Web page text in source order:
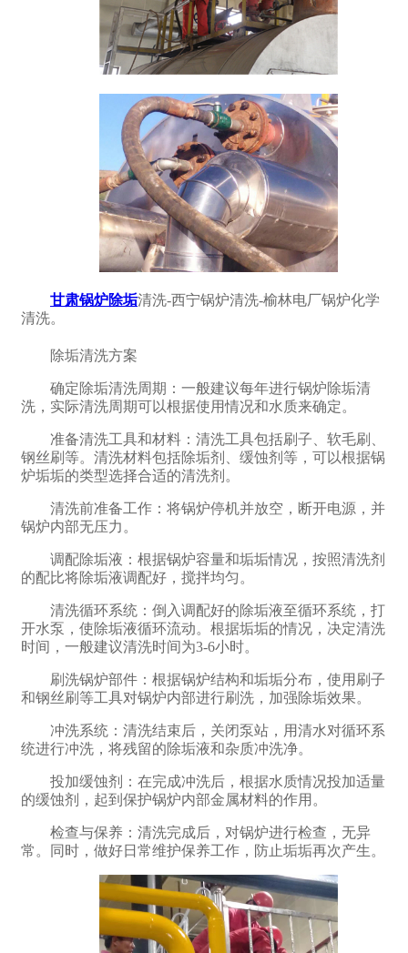
甘肃锅炉除垢清洗-西宁锅炉清洗-榆林电厂锅炉化学
清洗。
除垢清洗方案
确定除垢清洗周期：一般建议每年进行锅炉除垢清
洗，实际清洗周期可以根据使用情况和水质来确定。
准备清洗工具和材料：清洗工具包括刷子、软毛刷、
钢丝刷等。清洗材料包括除垢剂、缓蚀剂等，可以根据锅
炉垢垢的类型选择合适的清洗剂。
清洗前准备工作：将锅炉停机并放空，断开电源，并
锅炉内部无压力。
调配除垢液：根据锅炉容量和垢垢情况，按照清洗剂
的配比将除垢液调配好，搅拌均匀。
清洗循环系统：倒入调配好的除垢液至循环系统，打
开水泵，使除垢液循环流动。根据垢垢的情况，决定清洗
时间，一般建议清洗时间为3-6小时。
刷洗锅炉部件：根据锅炉结构和垢垢分布，使用刷子
和钢丝刷等工具对锅炉内部进行刷洗，加强除垢效果。
冲洗系统：清洗结束后，关闭泵站，用清水对循环系
统进行冲洗，将残留的除垢液和杂质冲洗净。
投加缓蚀剂：在完成冲洗后，根据水质情况投加适量
的缓蚀剂，起到保护锅炉内部金属材料的作用。
检查与保养：清洗完成后，对锅炉进行检查，无异
常。同时，做好日常维护保养工作，防止垢垢再次产生。